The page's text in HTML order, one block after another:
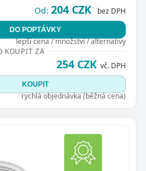
Od: 204 CZK bez DPH
DO POPTÁVKY
lepší cena / množství / alternativy
KOUPIT ZA
254 CZK vč. DPH
KOUPIT
rychlá objednávka (běžná cena)